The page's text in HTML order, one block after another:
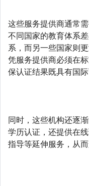
这些服务提供商通常
不同国家的教育体系
系，而另一些国家则
凭服务提供商必须在
保认证结果既具有国
同时，这些机构还逐
学历认证，还提供在
指导等延伸服务，从